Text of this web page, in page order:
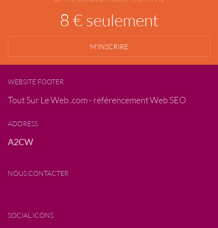
8 € seulement
M'INSCRIRE
WEBSITE FOOTER
Tout Sur Le Web .com - référencement Web SEO
ADDRESS
A2CW
NOUS CONTACTER
SOCIAL ICONS